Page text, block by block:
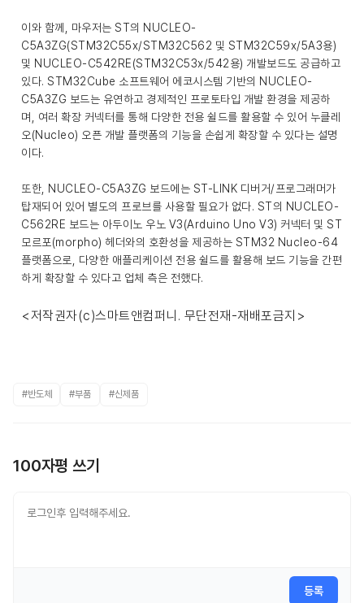
이와 함께, 마우저는 ST의 NUCLEO-
C5A3ZG(STM32C55x/STM32C562 및 STM32C59x/5A3용)
및 NUCLEO-C542RE(STM32C53x/542용) 개발보드도 공급하고
있다. STM32Cube 소프트웨어 에코시스템 기반의 NUCLEO-
C5A3ZG 보드는 유연하고 경제적인 프로토타입 개발 환경을 제공하
며, 여러 확장 커넥터를 통해 다양한 전용 쉴드를 활용할 수 있어 누클레
오(Nucleo) 오픈 개발 플랫폼의 기능을 손쉽게 확장할 수 있다는 설명
이다.
또한, NUCLEO-C5A3ZG 보드에는 ST-LINK 디버거/프로그래머가
탑재되어 있어 별도의 프로브를 사용할 필요가 없다. ST의 NUCLEO-
C562RE 보드는 아두이노 우노 V3(Arduino Uno V3) 커넥터 및 ST
모르포(morpho) 헤더와의 호환성을 제공하는 STM32 Nucleo-64
플랫폼으로, 다양한 애플리케이션 전용 쉴드를 활용해 보드 기능을 간편
하게 확장할 수 있다고 업체 측은 전했다.
<저작권자(c)스마트앤컴퍼니. 무단전재-재배포금지>
#반도체 #부품 #신제품
100자평 쓰기
등록